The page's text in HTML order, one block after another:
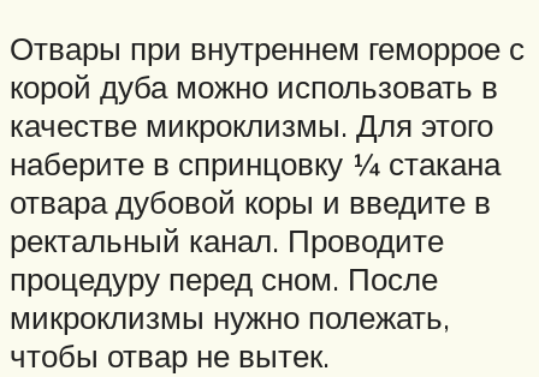
Отвары при внутреннем геморрое с
корой дуба можно использовать в
качестве микроклизмы. Для этого
наберите в спринцовку ¼ стакана
отвара дубовой коры и введите в
ректальный канал. Проводите
процедуру перед сном. После
микроклизмы нужно полежать,
чтобы отвар не вытек.